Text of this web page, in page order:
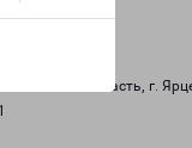
область, г.